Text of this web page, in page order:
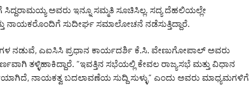
ಅವರು ಇನ್ನೂ ಸಮ್ಮತಿ ಸೂಚಿಸಿಲ್ಲ. ಸದ್ಯ ದೆಹಲಿಯಲ್ಲೇ
ನಾಯಕರೊಂದಿಗೆ ಸುದೀರ್ಘ ಸಮಾಲೋಚನೆ ನಡೆಸುತ್ತಿದ್ದಾರೆ.
ನಡುವೆ, ಎಐಸಿಸಿ ಪ್ರಧಾನ ಕಾರ್ಯದರ್ಶಿ ಕೆ.ಸಿ. ವೇಣುಗೋಪಾಲ್ ಅವರು
ತಳ್ಳಿಹಾಕಿದ್ದಾರೆ. “ಇವತ್ತಿನ ಸಭೆಯಲ್ಲಿ ಕೇವಲ ರಾಜ್ಯಸಭೆ ಮತ್ತು ವಿಧಾನ
ನಾಯಕತ್ವ ಬದಲಾವಣೆಯ ಸುದ್ದಿ ಸುಳ್ಳು” ಎಂದು ಅವರು ಮಾಧ್ಯಮಗಳಿಗೆ